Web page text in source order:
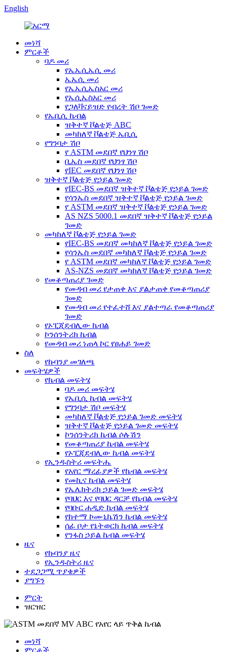
English
መነሻ
ምርቶች
ባዶ መሪ
የኤኤሲኤሲ መሪ
ኤኤሲ መሪ
የኤኤሲኤስአር መሪ
የኤሲኤስአር መሪ
የጋለቫናይዝድ የብረት ሽቦ ገመድ
የኤቢሲ ኬብል
ዝቅተኛ ቮልቴጅ ABC
መካከለኛ ቮልቴጅ ኤቢሲ
የግንባታ ሽቦ
የ ASTM መደበኛ የህንፃ ሽቦ
ቢኤስ መደበኛ የህንፃ ሽቦ
የIEC መደበኛ የህንፃ ሽቦ
ዝቅተኛ ቮልቴጅ የኃይል ገመድ
የIEC-BS መደበኛ ዝቅተኛ ቮልቴጅ የኃይል ገመድ
የሳንኤስ መደበኛ ዝቅተኛ ቮልቴጅ የኃይል ገመድ
የ ASTM መደበኛ ዝቅተኛ ቮልቴጅ የኃይል ገመድ
AS NZS 5000.1 መደበኛ ዝቅተኛ ቮልቴጅ የኃይል
ገመድ
መካከለኛ ቮልቴጅ የኃይል ገመድ
የIEC-BS መደበኛ መካከለኛ ቮልቴጅ የኃይል ገመድ
የሳንኤስ መደበኛ መካከለኛ ቮልቴጅ የኃይል ገመድ
የ ASTM መደበኛ መካከለኛ ቮልቴጅ የኃይል ገመድ
AS-NZS መደበኛ መካከለኛ ቮልቴጅ የኃይል ገመድ
የመቆጣጠሪያ ገመድ
የመዳብ መሪ የታጠቀ እና ያልታጠቀ የመቆጣጠሪያ
ገመድ
የመዳብ መሪ የተፈተሸ እና ያልተጣራ የመቆጣጠሪያ
ገመድ
የኦፒጂደብሊው ኬብል
ኮንሰንትሪክ ኬብል
የመዳብ መሪ ነጠላ ኮር የፀሐይ ገመድ
ስለ
የኩባንያ መገለጫ
መፍትሄዎች
የኬብል መፍትሄ
ባዶ መሪ መፍትሄ
የኤቢሲ ኬብል መፍትሄ
የግንባታ ሽቦ መፍትሄ
መካከለኛ ቮልቴጅ የኃይል ገመድ መፍትሄ
ዝቅተኛ ቮልቴጅ የኃይል ገመድ መፍትሄ
ኮንሰንትሪክ ኬብል ሶሉሽን
የመቆጣጠሪያ ኬብል መፍትሄ
የኦፒጂደብሊው ኬብል መፍትሄ
የኢንዱስትሪ መፍትሔ
የአየር ማረፊያዎች የኬብል መፍትሄ
የመኪና ኬብል መፍትሄ
የኤሌክትሪክ ኃይል ገመድ መፍትሄ
የባህር እና የባህር ዳርቻ የኬብል መፍትሄ
የባቡር ሐዲድ ኬብል መፍትሄ
የከተማ ኮሙኒኬሽን ኬብል መፍትሄ
ሰፊ ቦታ የኔትወርክ ኬብል መፍትሄ
የንፋስ ኃይል ኬብል መፍትሄ
ዜና
የኩባንያ ዜና
የኢንዱስትሪ ዜና
ተደጋጋሚ ጥያቄዎች
ያግኙን
ምርት
ዝርዝር
መነሻ
ምርቶች